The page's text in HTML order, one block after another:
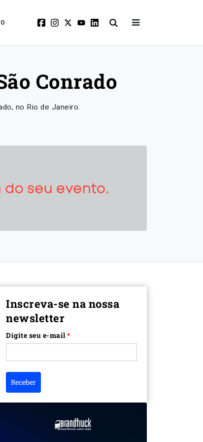
Conrado
no Rio de Janeiro.
Inscreva-se na nossa
newsletter
Digite seu e-mail*
Receber